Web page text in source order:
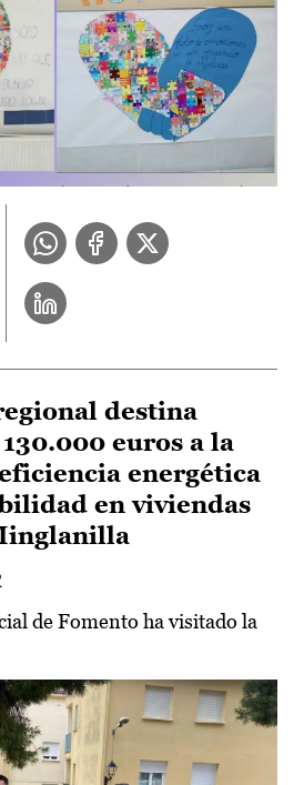
destina
euros a la
energética
en viviendas
de Fomento ha visitado la